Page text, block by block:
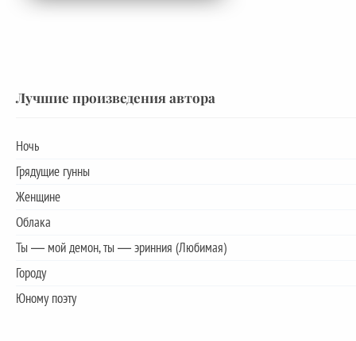
Лучшие произведения автора
Ночь
Грядущие гунны
Женщине
Облака
Ты — мой демон, ты — эринния (Любимая)
Городу
Юному поэту